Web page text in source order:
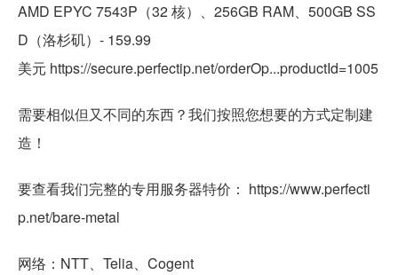
AMD EPYC 7543P（32 核）、256GB RAM、500GB SS
D（洛杉矶）- 159.99
美元 https://secure.perfectip.net/orderOp...productId=1005
需要相似但又不同的东西？我们按照您想要的方式定制建
造！
要查看我们完整的专用服务器特价： https://www.perfecti
p.net/bare-metal
网络：NTT、Telia、Cogent